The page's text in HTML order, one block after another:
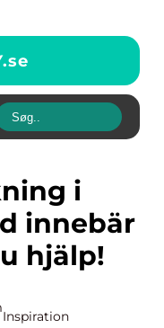
se
innebär
hjälp!
Inspiration